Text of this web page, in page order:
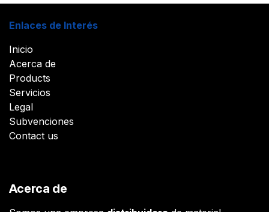
Enlaces de Interés
Inicio
Acerca de
Products
Servicios
Legal
Subvenciones
Contact us
Acerca de